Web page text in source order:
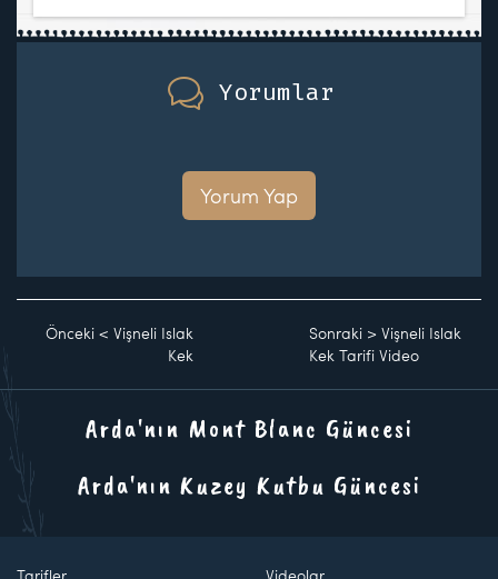
Yorumlar
Yorum Yap
Önceki < Vişneli Islak
Kek
Sonraki >Vişneli Islak
Kek Tarifi Video
Arda'nın Mont Blanc Güncesi
Arda'nın Kuzey Kutbu Güncesi